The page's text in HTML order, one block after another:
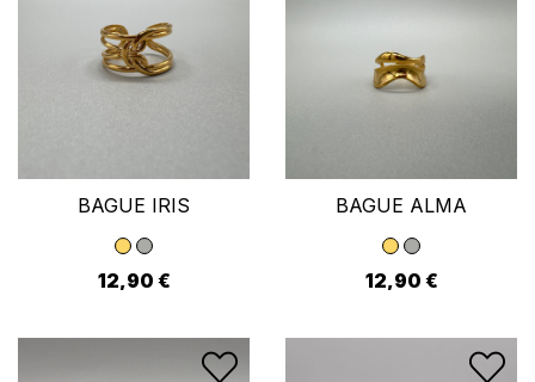
BAGUE IRIS
12,90 €
BAGUE ALMA
12,90 €